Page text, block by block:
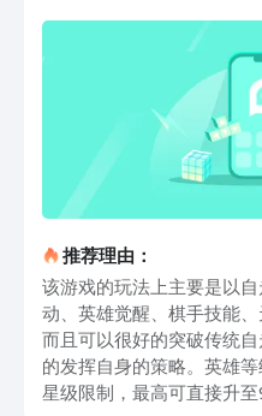
推荐理由：
该游戏的玩法上主要是以
动、英雄觉醒、棋手技能
而且可以很好的突破传统
的发挥自身的策略。英雄
星级限制，最高可直接升